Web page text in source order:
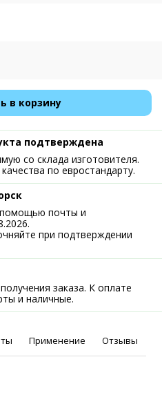
в корзину
подтверждена
со склада изготовителя.
по евростандарту.
помощью почты и
при подтверждении
заказа. К оплате
и наличные.
Применение Отзывы